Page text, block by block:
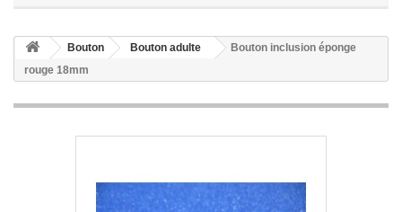
Bouton Bouton adulte
Bouton inclusion éponge
rouge 18mm